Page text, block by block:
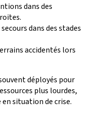
dans des
dans des stades
accidentés lors
déployés pour
plus lourdes,
situation de crise.